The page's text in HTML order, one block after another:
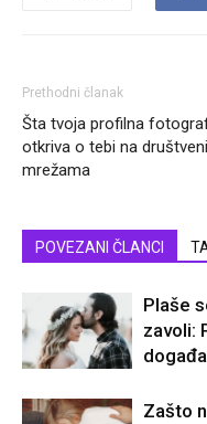
Prethodni članak
Šta tvoja profilna
otkriva o tebi na
mrežama
POVEZANI ČLANCI
Plaše
zavoli:
Zašto